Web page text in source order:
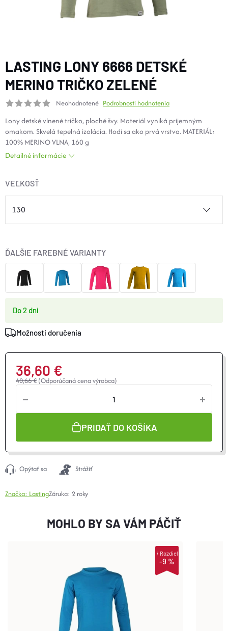
TOPÁNKY a PONOŽKY
CYKLISTIKA
Značky
Podmienky ochrany osobných údajov
Kontakty
Veľkostné tabuľky
Výmena a vrátenie
Reklamácie
LASTING LONY 6666 DETSKÉ
MERINO TRIČKO ZELENÉ
Neohodnotené Podrobnosti hodnotenia
Lony detské vlnené tričko, ploché švy. Materiál vyniká príjemným
omakom. Skvelá tepelná izolácia. Hodí sa ako prvá vrstva. MATERIÁL:
100% MERINO VLNA, 160 g
Detailné informácie
VEĽKOSŤ
Do 2 dní
ĎALŠIE FAREBNÉ VARIANTY
Možnosti doručenia
40,66 € (Odporúčaná cena výrobca)
36,60 €
Jednotková
PRIDAŤ DO KOŠÍKA
Opýtať sa Strážiť
Značka: LastingZáruka: 2 roky
MOHLO BY SA VÁM PÁČIŤ
-9 %
iRozdiel